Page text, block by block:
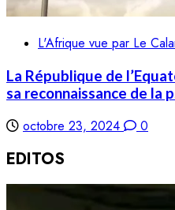
L'Afrique vue par Le
La République de
sa reconnaissance de la
octobre 23, 2024 0
EDITOS